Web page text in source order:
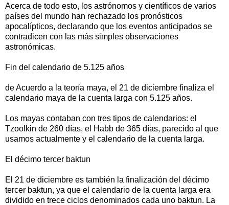
Acerca de todo esto, los astrónomos y científicos de varios
países del mundo han rechazado los pronósticos
apocalípticos, declarando que los eventos anticipados se
contradicen con las más simples observaciones
astronómicas.
Fin del calendario de 5.125 años
de Acuerdo a la teoría maya, el 21 de diciembre finaliza el
calendario maya de la cuenta larga con 5.125 años.
Los mayas contaban con tres tipos de calendarios: el
Tzoolkin de 260 días, el Habb de 365 días, parecido al que
usamos actualmente y el calendario de la cuenta larga.
El décimo tercer baktun
El 21 de diciembre es también la finalización del décimo
tercer baktun, ya que el calendario de la cuenta larga era
dividido en trece ciclos denominados cada uno baktun. La